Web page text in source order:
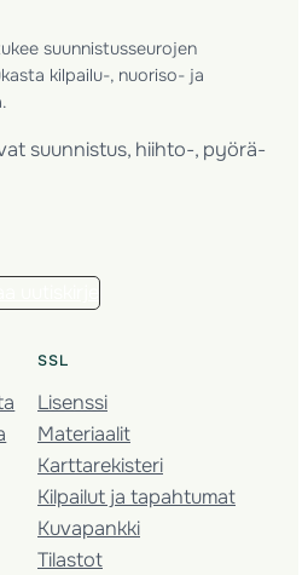
suunnistusseurojen
kilpailu-, nuoriso- ja
suunnistus, hiihto-, pyörä-
SSL
Lisenssi
Materiaalit
Karttarekisteri
Kilpailut ja tapahtumat
Kuvapankki
Tilastot